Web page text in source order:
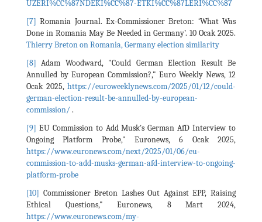
UZERI%CC%87NDEKI%CC%87-ETKI%CC%87LERI%CC%87
[7] Romania Journal. Ex-Commissioner Breton: ‘What Was
Done in Romania May Be Needed in Germany’. 10 Ocak 2025.
Thierry Breton on Romania, Germany election similarity
[8] Adam Woodward, "Could German Election Result Be
Annulled by European Commission?," Euro Weekly News, 12
Ocak 2025, https://euroweeklynews.com/2025/01/12/could-
german-election-result-be-annulled-by-european-
commission/ .
[9] EU Commission to Add Musk's German AfD Interview to
Ongoing Platform Probe," Euronews, 6 Ocak 2025,
https://www.euronews.com/next/2025/01/06/eu-
commission-to-add-musks-german-afd-interview-to-ongoing-
platform-probe
[10] Commissioner Breton Lashes Out Against EPP, Raising
Ethical Questions," Euronews, 8 Mart 2024,
https://www.euronews.com/my-